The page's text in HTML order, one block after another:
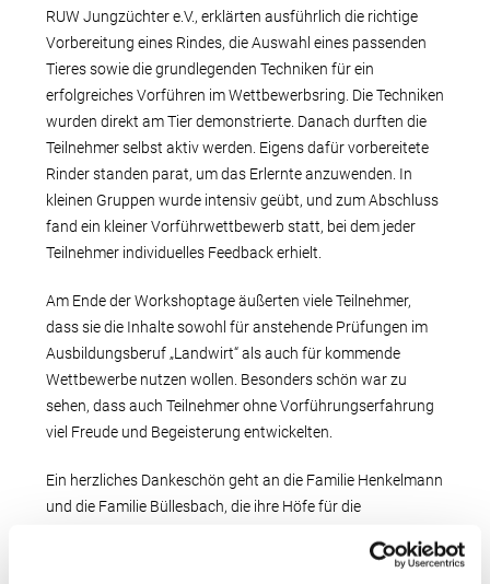
RUW Jungzüchter e.V., erklärten ausführlich die richtige
Vorbereitung eines Rindes, die Auswahl eines passenden
Tieres sowie die grundlegenden Techniken für ein
erfolgreiches Vorführen im Wettbewerbsring. Die Techniken
wurden direkt am Tier demonstrierte. Danach durften die
Teilnehmer selbst aktiv werden. Eigens dafür vorbereitete
Rinder standen parat, um das Erlernte anzuwenden. In
kleinen Gruppen wurde intensiv geübt, und zum Abschluss
fand ein kleiner Vorführwettbewerb statt, bei dem jeder
Teilnehmer individuelles Feedback erhielt.
Am Ende der Workshoptage äußerten viele Teilnehmer,
dass sie die Inhalte sowohl für anstehende Prüfungen im
Ausbildungsberuf „Landwirt“ als auch für kommende
Wettbewerbe nutzen wollen. Besonders schön war zu
sehen, dass auch Teilnehmer ohne Vorführungserfahrung
viel Freude und Begeisterung entwickelten.
Ein herzliches Dankeschön geht an die Familie Henkelmann
und die Familie Büllesbach, die ihre Höfe für die
haben. Ebenso danken wir Cowmanager, Provinzial und